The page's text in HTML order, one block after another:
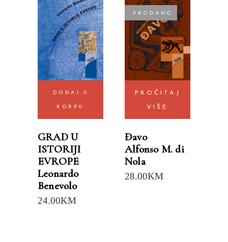
DODAJ U
KORPU
GRAD U
ISTORIJI
EVROPE
Leonardo
Benevolo
24.00KM
PRODANO
PROČITAJ
VIŠE
Đavo
Alfonso M. di
Nola
28.00KM